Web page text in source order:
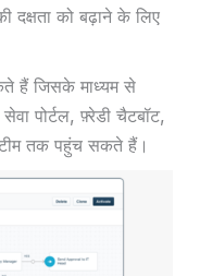
को बढ़ाने के लिए
हैं जिसके माध्यम से
पोर्टल, फ़्रेडी चैटबॉट,
तक पहुंच सकते हैं।